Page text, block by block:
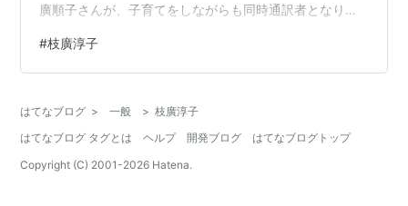
廣順子さんが、子育てをしながらも同時通訳者となり、
やりたいことができることを学びました。 枝廣順子さん
とは 29歳までは、外人を見て逃げていたような日本人。
しっかり勉強してこよう！」と思いつき英語の勉強をは
じめ、同時通訳者・翻訳者・環境ジャーナリストとな
る。『不都合な真実』（アル・ゴア氏著）の翻訳…
#枝廣淳子
はてなブログ > 一般 > 枝廣淳子
はてなブログ タグとは
ヘルプ 開発ブログ
はてなブログトップ
Copyright (C) 2001-2026 Hatena.